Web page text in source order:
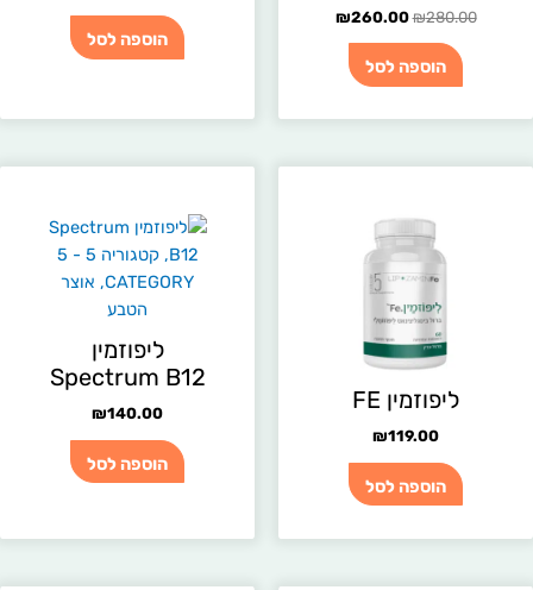
₪280.00
₪260.00
הוספה לסל
הוספה לסל
ליפוזמין FE
₪119.00
הוספה לסל
ליפוזמין
Spectrum B12
₪140.00
הוספה לסל